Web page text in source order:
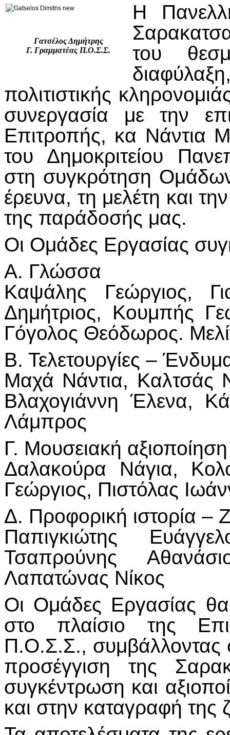
Γατσέλος Δημήτρης
Γ. Γραμματέας Π.Ο.Σ.Σ.
Η
του
πολιτιστικής
συνεργασία με την
Επιτροπής, κα Νάντια
του Δημοκριτείου
στη συγκρότηση Ομάδων
έρευνα, τη μελέτη και
της παράδοσής μας.
Οι Ομάδες Εργασίας
Α. Γλώσσα
Καψάλης Γεώργιος,
Δημήτριος, Κουμπής
Γόγολος Θεόδωρος.
Β. Τελετουργίες –
Μαχά Νάντια, Καλτσάς
Βλαχογιάννη Έλενα,
Λάμπρος
Γ. Μουσειακή
Δαλακούρα Νάγια,
Γεώργιος, Πιστόλας
Δ. Προφορική ιστορία –
Παπιγκιώτης
Τσαπρούνης
Λαπατώνας Νίκος
Οι Ομάδες Εργασίας θα
στο πλαίσιο της
Π.Ο.Σ.Σ., συμβάλλοντας
προσέγγιση της
συγκέντρωση και
και στην καταγραφή της